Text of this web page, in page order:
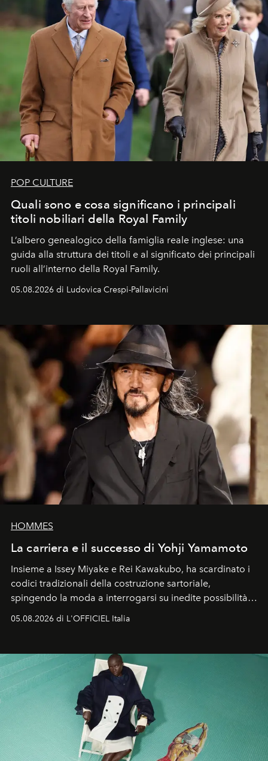
POP CULTURE
Quali sono e cosa significano i principali
titoli nobiliari della Royal Family
L’albero genealogico della famiglia reale inglese: una
guida alla struttura dei titoli e al significato dei principali
ruoli all’interno della Royal Family.
05.08.2026 di Ludovica Crespi-Pallavicini
HOMMES
La carriera e il successo di Yohji Yamamoto
Insieme a Issey Miyake e Rei Kawakubo, ha scardinato i
codici tradizionali della costruzione sartoriale,
spingendo la moda a interrogarsi su inedite possibilità
un’impronta indelebile nella storia della moda.
05.08.2026 di L'OFFICIEL Italia